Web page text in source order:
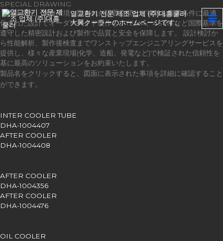
内
容
を
ス
キ
ッ
プ
열교환기 전문 제조 업체 (주)대흥쿨러
大興クーラーのホームページです。
SPECIAL DRAWING
高温·高圧、腐食環境、限られた設置空間など複雑な産業条件に最適
化された設計でオーダーメイド製作し、TEMA、ASMEなど国際基準を
遵守した精密設計および製作で品質と安全を保障します。 設計検討か
ら性能解析、製作後検査までワンストップエンジニアリングサービスを
提供し、様々な産業現場(化学、造船、発電など)で検証された信頼性を
基に最高のソリューションをお約束いたします。
製品名をクリックすると、図面に表示された事項を詳細に確認すること
ができます。
INTER COOLER TUBE
DHA-1004407
AFTER COOLER
DHA-1004408
AFTER COOLER
DHA-1004356
AFTER COOLER
DHA-1004476
OIL COOLER